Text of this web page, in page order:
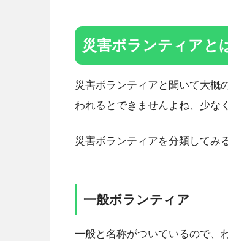
災害ボランティアと
災害ボランティアと聞いて大概
われるとできませんよね、少な
災害ボランティアを分類してみ
一般ボランティア
一般と名称がついているので、